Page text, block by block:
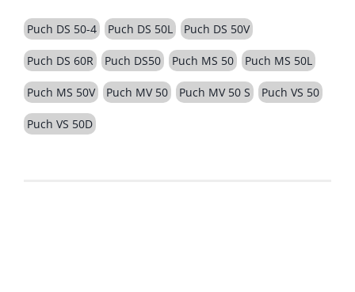
Puch DS 50-4 Puch DS 50L Puch DS 50V
Puch DS 60R Puch DS50 Puch MS 50 Puch MS 50L
Puch MS 50V Puch MV 50 Puch MV 50 S Puch VS 50
Puch VS 50D